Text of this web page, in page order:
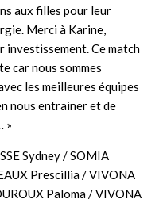
aux filles pour leur
Merci à Karine,
investissement. Ce match
car nous sommes
les meilleures équipes
nous entrainer et de
»
Sydney / SOMIA
Prescillia / VIVONA
Paloma / VIVONA